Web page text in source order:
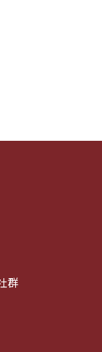
群